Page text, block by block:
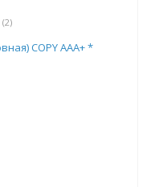
(2)
COPY ААА+ *